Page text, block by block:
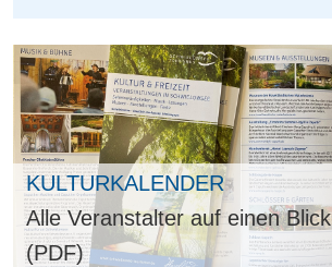
KULTURKALENDER
Alle Veranstalter auf einen Blick
(PDF)